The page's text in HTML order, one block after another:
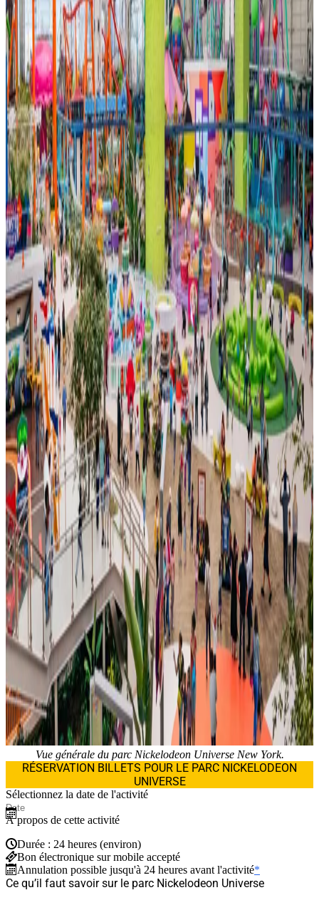
Vue générale du parc Nickelodeon Universe New York.
RÉSERVATION BILLETS POUR LE PARC NICKELODEON
UNIVERSE
Sélectionnez la date de l'activité
À propos de cette activité
Durée : 24 heures (environ)
Bon électronique sur mobile accepté
Annulation possible jusqu'à 24 heures avant l'activité*
Ce qu’il faut savoir sur le parc Nickelodeon Universe